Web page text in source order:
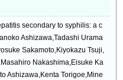
secondary to syphilis: a c
Ashizawa,Tadashi Urama
Sakamoto,Kiyokazu Tsuji,
Nakashima,Eisuke Ka
Ashizawa,Kenta Torigoe,Mine